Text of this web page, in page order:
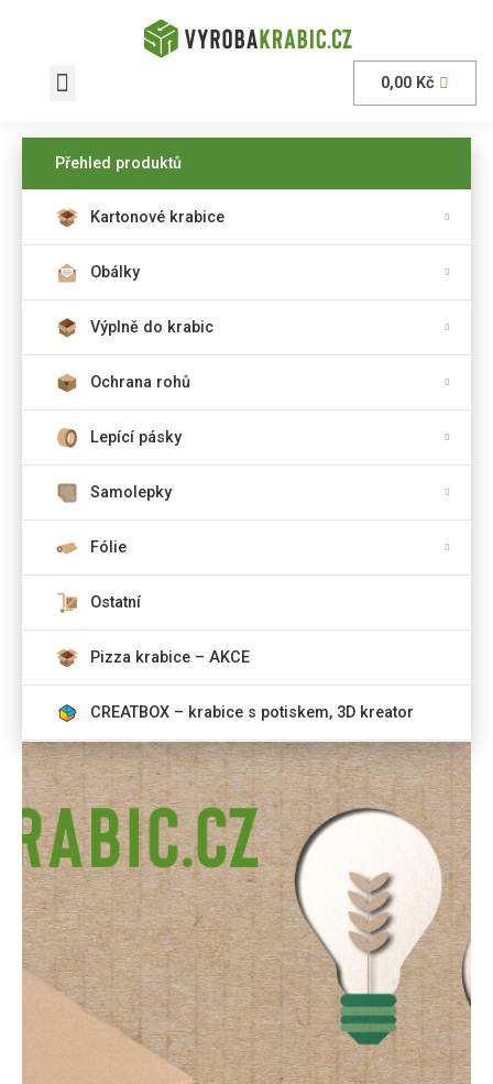
0,00 Kč
Přehled produktů
Kartonové krabice
Obálky
Výplně do krabic
Ochrana rohů
Lepící pásky
Samolepky
Fólie
Ostatní
Pizza krabice – AKCE
CREATBOX – krabice s potiskem, 3D kreator